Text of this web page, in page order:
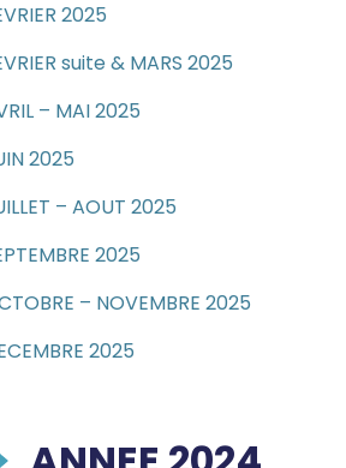
2025
suite & MARS 2025
– MAI 2025
2025
– AOUT 2025
2025
– NOVEMBRE 2025
2025